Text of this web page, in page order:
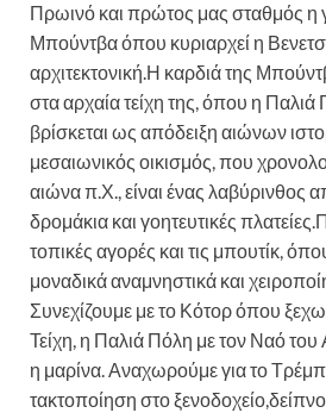
Πρωινό και πρώτος μας σταθμός η
Μπούντβα όπου κυριαρχεί η
αρχιτεκτονική.Η καρδιά της
στα αρχαία τείχη της, όπου η
βρίσκεται ως απόδειξη αιώνων
μεσαιωνικός οικισμός, που
αιώνα π.Χ., είναι ένας λαβύρινθος
δρομάκια και γοητευτικές
τοπικές αγορές και τις μπουτίκ,
μοναδικά αναμνηστικά και
Συνεχίζουμε με το Κότορ όπου
Τείχη, η Παλιά Πόλη με τον Ναό
η μαρίνα. Αναχωρούμε για το
τακτοποίηση στο